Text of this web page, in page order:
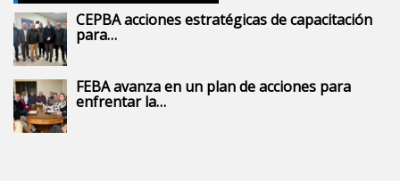
CEPBA acciones estratégicas de capacitación
para…
FEBA avanza en un plan de acciones para
enfrentar la…